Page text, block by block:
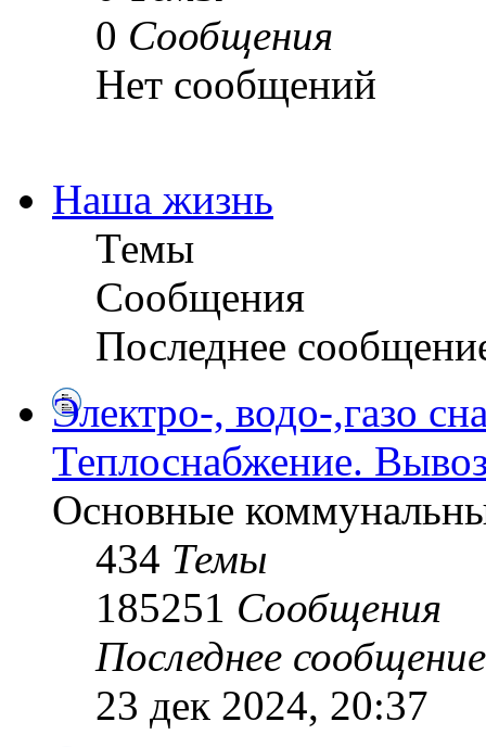
0 Сообщения
Нет сообщений
Наша жизнь
Темы
Сообщения
Последнее
Электро-, водо-,газо
Теплоснабжение.
Основные
434 Темы
185251 Сообщения
Последнее сообщение
23 дек 2024, 20:37